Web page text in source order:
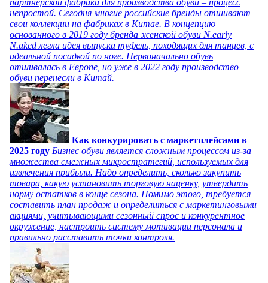
партнерской фабрики для производства обуви – процесс
непростой. Сегодня многие российские бренды отшивают
свои коллекции на фабриках в Китае. В концепцию
основанного в 2019 году бренда женской обуви N.early
N.aked легла идея выпуска туфель, походящих для танцев, с
идеальной посадкой по ноге. Первоначально обувь
отшивалась в Европе, но уже в 2022 году производство
обуви перенесли в Китай.
Как конкурировать с маркетплейсами в
2025 году Бизнес обуви является сложным процессом из-за
множества смежных микростратегий, используемых для
извлечения прибыли. Надо определить, сколько закупить
товара, какую установить торговую наценку, утвердить
норму остатков в конце сезона. Помимо этого, требуется
составить план продаж и определиться с маркетинговыми
акциями, учитывающими сезонный спрос и конкурентное
окружение, настроить систему мотивации персонала и
правильно расставить точки контроля.